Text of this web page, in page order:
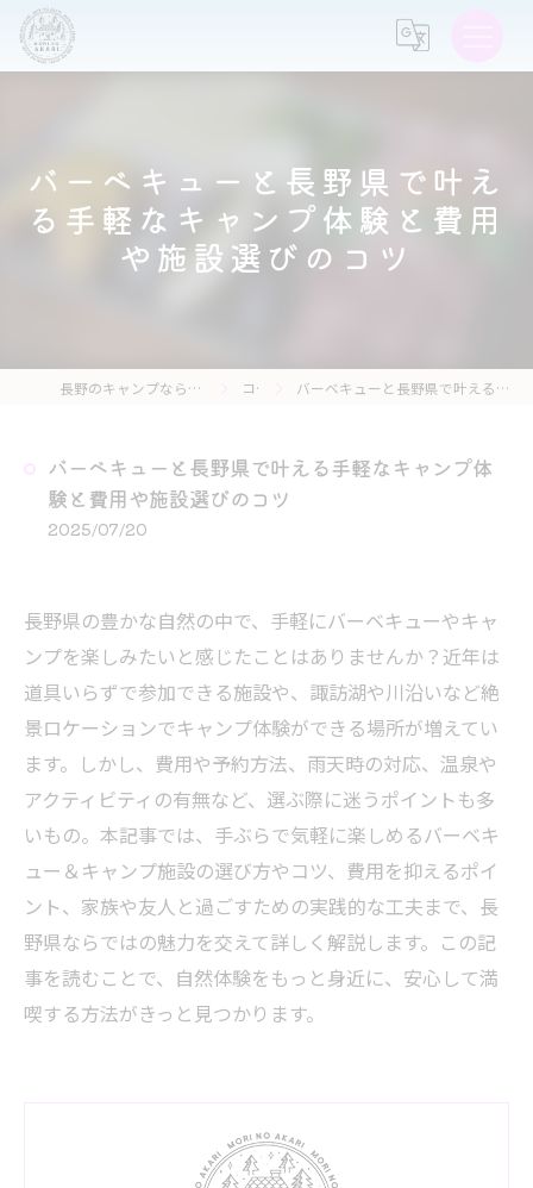
バーベキューと長野県で叶え
る手軽なキャンプ体験と費用
や施設選びのコツ
長野のキャンプなら森の灯キャンプ場・茶亭 森の灯 コラム バーベキューと長野県で叶える手軽なキャンプ体験と費用や施設選びのコツ
バーベキューと長野県で叶える手軽なキャンプ体
験と費用や施設選びのコツ
2025/07/20
長野県の豊かな自然の中で、手軽にバーベキューやキャ
ンプを楽しみたいと感じたことはありませんか？近年は
道具いらずで参加できる施設や、諏訪湖や川沿いなど絶
景ロケーションでキャンプ体験ができる場所が増えてい
ます。しかし、費用や予約方法、雨天時の対応、温泉や
アクティビティの有無など、選ぶ際に迷うポイントも多
いもの。本記事では、手ぶらで気軽に楽しめるバーベキ
ュー＆キャンプ施設の選び方やコツ、費用を抑えるポイ
ント、家族や友人と過ごすための実践的な工夫まで、長
野県ならではの魅力を交えて詳しく解説します。この記
事を読むことで、自然体験をもっと身近に、安心して満
喫する方法がきっと見つかります。